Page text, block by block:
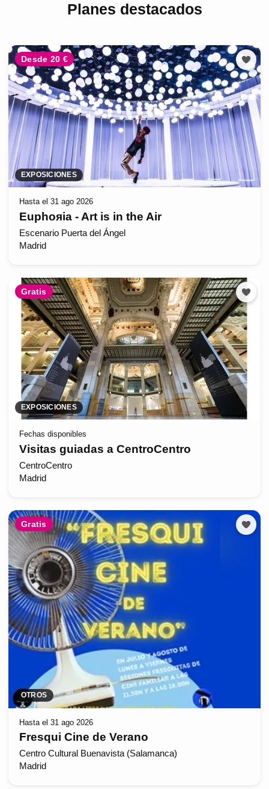
Planes destacados
Desde 20 €
EXPOSICIONES
Hasta el 31 ago 2026
Euphoяia - Art is in the Air
Escenario Puerta del Ángel
Madrid
Gratis
EXPOSICIONES
Fechas disponibles
Visitas guiadas a CentroCentro
CentroCentro
Madrid
Gratis
OTROS
Hasta el 31 ago 2026
Fresqui Cine de Verano
Centro Cultural Buenavista (Salamanca)
Madrid